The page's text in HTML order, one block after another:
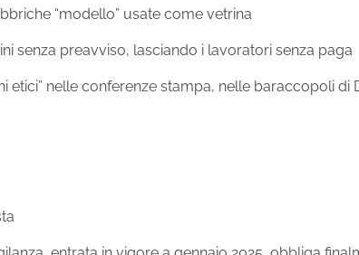
“modello” usate come vetrina
senza preavviso, lasciando i lavoratori senza paga
nelle conferenze stampa, nelle baraccopoli di